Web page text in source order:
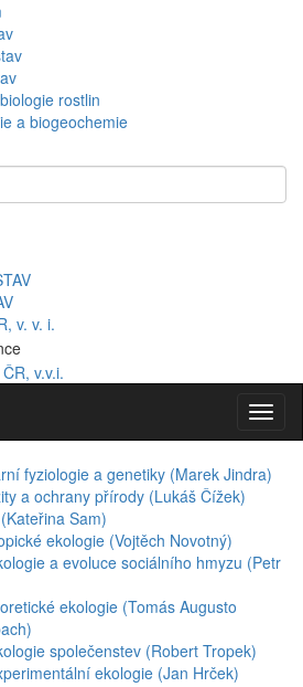
rostlin
a biogeochemie
v. v. i.
fyziologie a genetiky (Marek Jindra)
a ochrany přírody (Lukáš Čížek)
Sam)
ekologie (Vojtěch Novotný)
a evoluce sociálního hmyzu (Petr
ekologie (Tomás Augusto
společenstev (Robert Tropek)
ekologie (Jan Hrček)